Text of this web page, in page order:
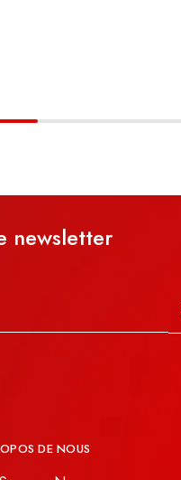
newsletter
DE NOUS